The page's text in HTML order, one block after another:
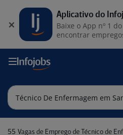
55 Vagas de Emprego de Técnico de
Aplicativo do
Baixe o App nº 1
encontrar